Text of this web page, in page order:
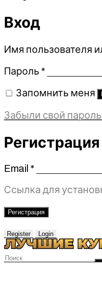
Вход
Имя пользователя
Пароль *Обязательно
Запомнить меня
Забыли свой
Регистрация
Email *Обязательно
Ссылка для
Регистрация
Register Login